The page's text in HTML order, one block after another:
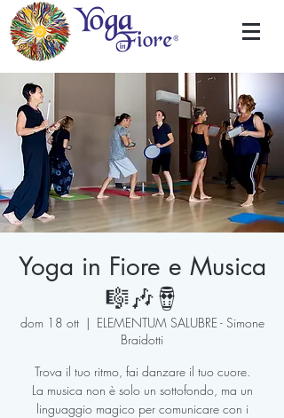
Yoga in Fiore e Musica
🎼🎶🪘
dom 18 ott
  |
ELEMENTUM SALUBRE - Simone
Braidotti
Trova il tuo ritmo, fai danzare il tuo cuore.
La musica non è solo un sottofondo, ma un
linguaggio magico per comunicare con i